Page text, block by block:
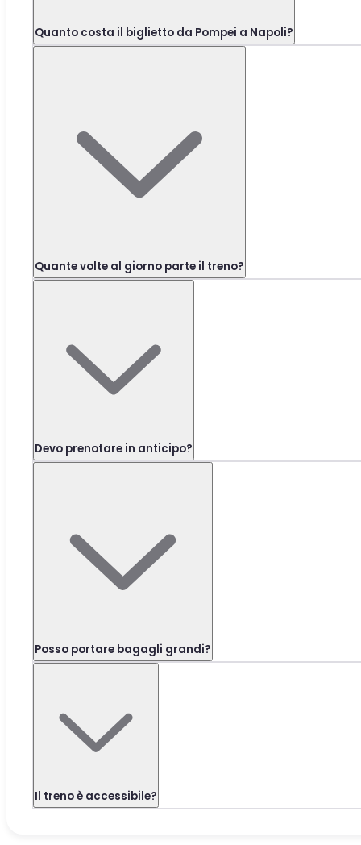
Quanto costa il biglietto da Pompei a Napoli?
Quante volte al giorno parte il treno?
Devo prenotare in anticipo?
Posso portare bagagli grandi?
Il treno è accessibile?